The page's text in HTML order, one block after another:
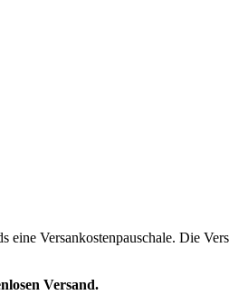
Versankostenpauschale. Die
Versand.